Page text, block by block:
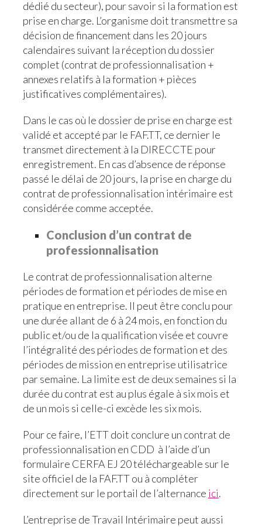
dédié du secteur), pour savoir si la formation est
prise en charge. L’organisme doit transmettre sa
décision de financement dans les 20 jours
calendaires suivant la réception du dossier
complet (contrat de professionnalisation +
annexes relatifs à la formation + pièces
justificatives complémentaires).
Dans le cas où le dossier de prise en charge est
validé et accepté par le FAF.TT, ce dernier le
transmet directement à la DIRECCTE pour
enregistrement. En cas d’absence de réponse
passé le délai de 20 jours, la prise en charge du
contrat de professionnalisation intérimaire est
considérée comme acceptée.
Conclusion d’un contrat de
professionnalisation
Le contrat de professionnalisation alterne
périodes de formation et périodes de mise en
pratique en entreprise. Il peut être conclu pour
une durée allant de 6 à 24 mois, en fonction du
public et/ou de la qualification visée et couvre
l’intégralité des périodes de formation et des
périodes de mission en entreprise utilisatrice
par semaine. La limite est de deux semaines si la
durée du contrat est au plus égale à six mois et
de un mois si celle-ci excède les six mois.
Pour ce faire, l’ETT doit conclure un contrat de
professionnalisation en CDD à l’aide d’un
formulaire CERFA EJ 20 téléchargeable sur le
site officiel de la FAF.TT ou à compléter
directement sur le portail de l’alternance ici.
L’entreprise de Travail Intérimaire peut aussi